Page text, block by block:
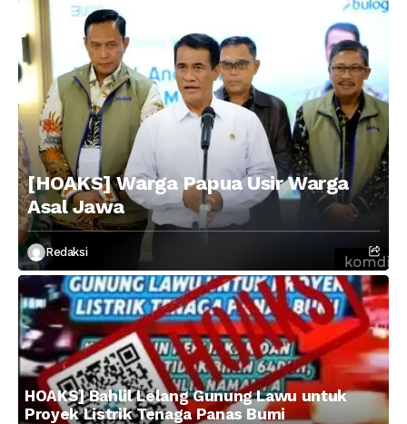
[HOAKS] Warga Papua Usir Warga
Asal Jawa
Redaksi
HOAKS] Bahlil Lelang Gunung Lawu untuk
Proyek Listrik Tenaga Panas Bumi